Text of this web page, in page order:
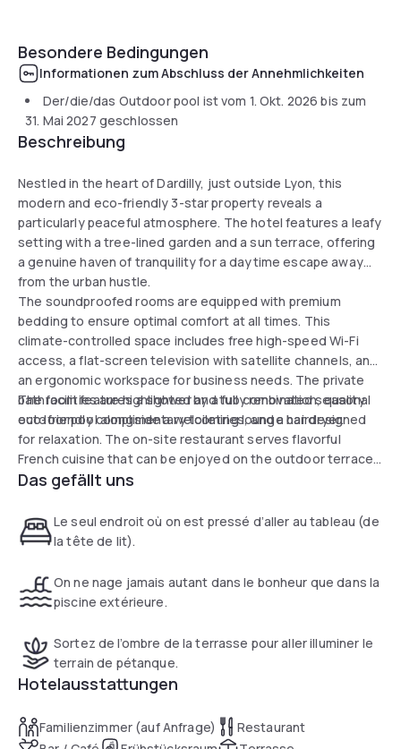
Besondere Bedingungen
Informationen zum Abschluss der Annehmlichkeiten
Der/die/das Outdoor pool ist vom 1. Okt. 2026 bis zum
31. Mai 2027 geschlossen
Beschreibung
Nestled in the heart of Dardilly, just outside Lyon, this
modern and eco-friendly 3-star property reveals a
particularly peaceful atmosphere. The hotel features a leafy
setting with a tree-lined garden and a sun terrace, offering
a genuine haven of tranquility for a daytime escape away
from the urban hustle.
The soundproofed rooms are equipped with premium
bedding to ensure optimal comfort at all times. This
climate-controlled space includes free high-speed Wi-Fi
access, a flat-screen television with satellite channels, and
an ergonomic workspace for business needs. The private
bathroom features a shower and tub combination, quality
eco-friendly complimentary toiletries, and a hairdryer.
The facilities are highlighted by a fully renovated seasonal
outdoor pool alongside a welcoming lounge bar designed
for relaxation. The on-site restaurant serves flavorful
French cuisine that can be enjoyed on the outdoor terrace
during warm weather. Featuring a 24-hour business center
guarantees a perfectly comprehensive daytime experience.
Das gefällt uns
Le seul endroit où on est pressé d’aller au tableau (de
la tête de lit).
On ne nage jamais autant dans le bonheur que dans la
piscine extérieure.
Sortez de l’ombre de la terrasse pour aller illuminer le
terrain de pétanque.
Hotelausstattungen
Familienzimmer (auf Anfrage)
Restaurant